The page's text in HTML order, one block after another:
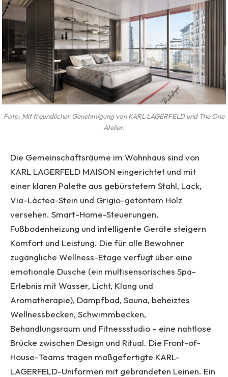
Foto: Mit freundlicher Genehmigung von KARL LAGERFELD und The One
Atelier.
Die Gemeinschaftsräume im Wohnhaus sind von
KARL LAGERFELD MAISON eingerichtet und mit
einer klaren Palette aus gebürstetem Stahl, Lack,
Via-Láctea-Stein und Grigio-getöntem Holz
versehen. Smart-Home-Steuerungen,
Fußbodenheizung und intelligente Geräte steigern
Komfort und Leistung. Die für alle Bewohner
zugängliche Wellness-Etage verfügt über eine
emotionale Dusche (ein multisensorisches Spa-
Erlebnis mit Wasser, Licht, Klang und
Aromatherapie), Dampfbad, Sauna, beheiztes
Wellnessbecken, Schwimmbecken,
Behandlungsraum und Fitnessstudio – eine nahtlose
Brücke zwischen Design und Ritual. Die Front-of-
House-Teams tragen maßgefertigte KARL-
LAGERFELD-Uniformen mit gebrandeten Leinen. Ein